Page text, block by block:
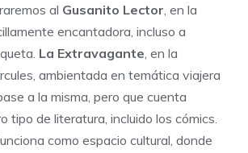
al Gusanito Lector , en la
encantadora, incluso a
La Extravagante , en la
ambientada en temática viajera
a la misma, pero que cuenta
tipo de literatura, incluido los cómics.
como espacio cultural, donde